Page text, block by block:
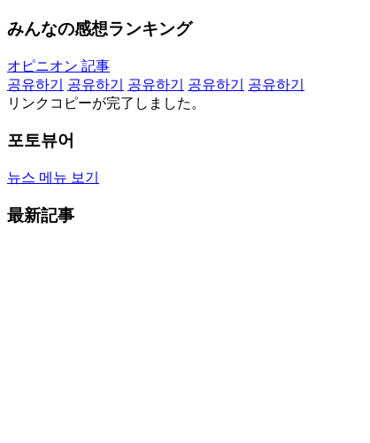
みんなの感想ランキング
オピニオン 記事
공유하기
공유하기 공유하기 공유하기
공유하기
リンクコピーが完了しました。
포토뷰어
뉴스 메뉴 보기
最新記事